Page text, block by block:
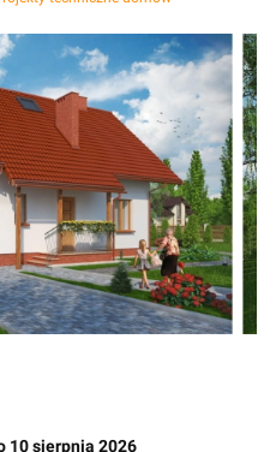
10 sierpnia 2026